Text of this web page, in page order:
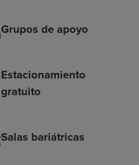
Grupos de apoyo
Estacionamiento
gratuito
Salas bariátricas